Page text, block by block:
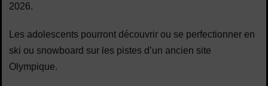
2026.
Les adolescents pourront découvrir ou se perfectionner en
ski ou snowboard sur les pistes d’un ancien site
Olympique.